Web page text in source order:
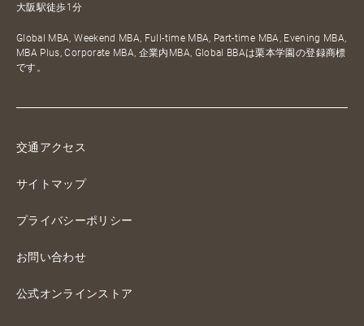
大阪駅徒歩1分
Global MBA, Weekend MBA, Full-time MBA, Part-time MBA, Evening MBA,
MBA Plus, Corporate MBA, 企業内MBA, Global BBAは栗本学園の登録商標
です。
交通アクセス
サイトマップ
プライバシーポリシー
お問い合わせ
公式オンラインストア